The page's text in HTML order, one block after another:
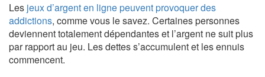
Les jeux d’argent en ligne peuvent provoquer des
addictions, comme vous le savez. Certaines personnes
deviennent totalement dépendantes et l’argent ne suit plus
par rapport au jeu. Les dettes s’accumulent et les ennuis
commencent.